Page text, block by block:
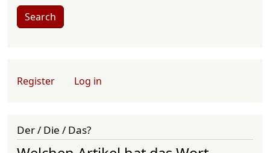
Search
User account menu
Register Log in
Der / Die / Das?